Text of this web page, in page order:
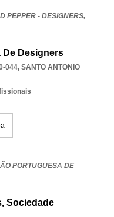
PEPPER - DESIGNERS,
Designers
044, SANTO ANTONIO
PORTUGUESA DE
Sociedade